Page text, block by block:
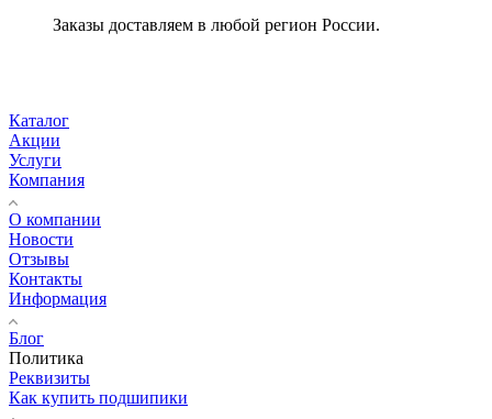
Заказы доставляем в любой регион России.
Каталог
Акции
Услуги
Компания
О компании
Новости
Отзывы
Контакты
Информация
Блог
Политика
Реквизиты
Как купить подшипики